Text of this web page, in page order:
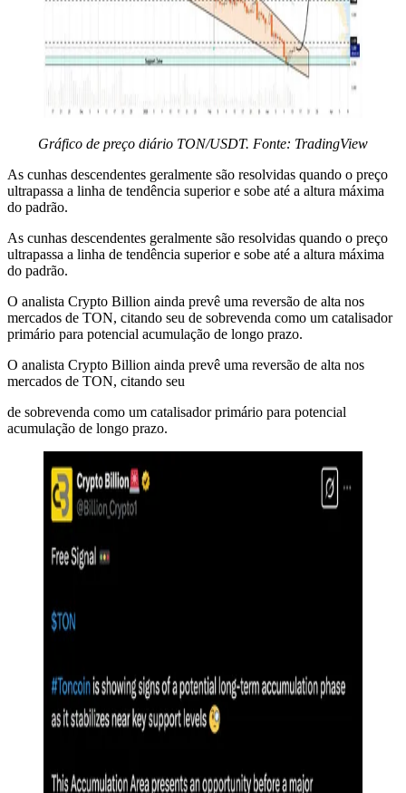
Gráfico de preço diário TON/USDT. Fonte: TradingView
As cunhas descendentes geralmente são resolvidas quando o preço
ultrapassa a linha de tendência superior e sobe até a altura máxima
do padrão.
As cunhas descendentes geralmente são resolvidas quando o preço
ultrapassa a linha de tendência superior e sobe até a altura máxima
do padrão.
O analista Crypto Billion ainda prevê uma reversão de alta nos
mercados de TON, citando seu de sobrevenda como um catalisador
primário para potencial acumulação de longo prazo.
O analista Crypto Billion ainda prevê uma reversão de alta nos
mercados de TON, citando seu
de sobrevenda como um catalisador primário para potencial
acumulação de longo prazo.